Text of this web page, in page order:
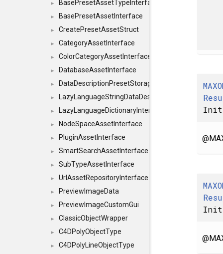
► BasePresetAssetTypeInterface
► BasePresetAssetInterface
► CreatePresetAssetStruct
► CategoryAssetInterface
► ColorCategoryAssetInterface
► DatabaseAssetInterface
► DataDescriptionPresetStorageInterface
►
► LazyLanguageDictionaryInterface
► NodeSpaceAssetInterface
► PluginAssetInterface
► SmartSearchAssetInterface
► SubTypeAssetInterface
► UrlAssetRepositoryInterface
► PreviewImageData
► PreviewImageCustomGui
► ClassicObjectWrapper
► C4DPolyObjectType
► C4DPolyLineObjectType
Init
Init